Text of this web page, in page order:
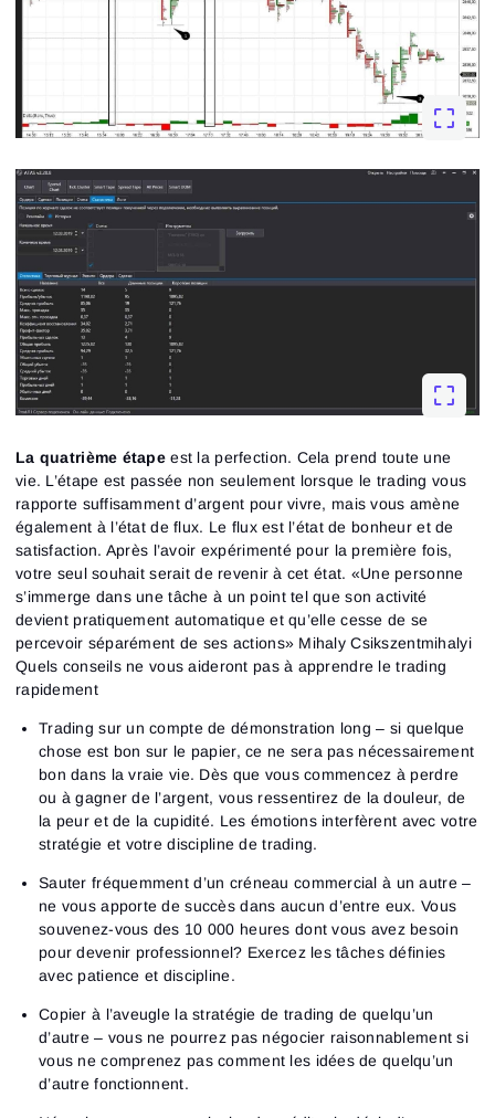
La quatrième étape est la perfection. Cela prend toute une
vie. L’étape est passée non seulement lorsque le trading vous
rapporte suffisamment d’argent pour vivre, mais vous amène
également à l’état de flux. Le flux est l’état de bonheur et de
satisfaction. Après l’avoir expérimenté pour la première fois,
votre seul souhait serait de revenir à cet état. «Une personne
s’immerge dans une tâche à un point tel que son activité
devient pratiquement automatique et qu’elle cesse de se
percevoir séparément de ses actions» Mihaly Csikszentmihalyi
Quels conseils ne vous aideront pas à apprendre le trading
rapidement
Trading sur un compte de démonstration long – si quelque
chose est bon sur le papier, ce ne sera pas nécessairement
bon dans la vraie vie. Dès que vous commencez à perdre
ou à gagner de l’argent, vous ressentirez de la douleur, de
la peur et de la cupidité. Les émotions interfèrent avec votre
stratégie et votre discipline de trading.
Sauter fréquemment d’un créneau commercial à un autre –
ne vous apporte de succès dans aucun d’entre eux. Vous
souvenez-vous des 10 000 heures dont vous avez besoin
pour devenir professionnel? Exercez les tâches définies
avec patience et discipline.
Copier à l’aveugle la stratégie de trading de quelqu’un
d’autre – vous ne pourrez pas négocier raisonnablement si
vous ne comprenez pas comment les idées de quelqu’un
d’autre fonctionnent.